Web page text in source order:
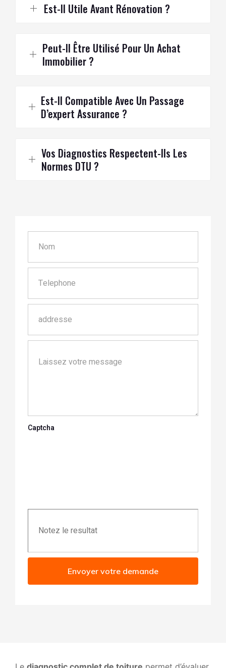
Est-Il Utile Avant Rénovation ?
Peut-Il Être Utilisé Pour Un Achat
Immobilier ?
Est-Il Compatible Avec Un Passage
D’expert Assurance ?
Vos Diagnostics Respectent-Ils Les
Normes DTU ?
Captcha
Envoyer votre demande